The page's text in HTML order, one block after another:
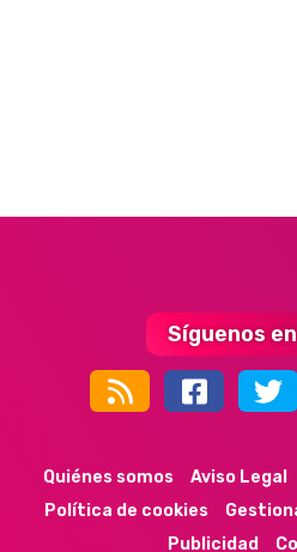
Síguenos
Quiénes somos Aviso Legal
Política de cookies
Publicidad